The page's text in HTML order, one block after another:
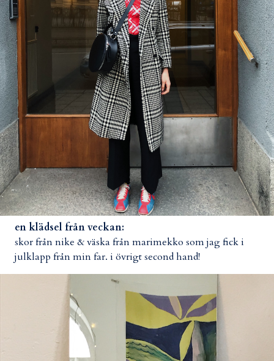
en klädsel från veckan:
skor från nike & väska från marimekko som jag fick i
julklapp från min far. i övrigt second hand!